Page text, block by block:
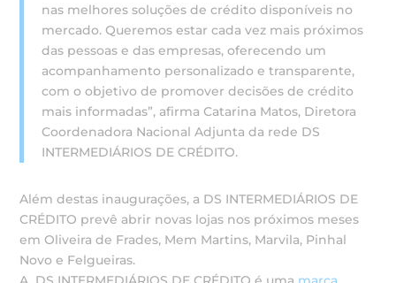
nas melhores soluções de crédito disponíveis no
mercado. Queremos estar cada vez mais próximos
das pessoas e das empresas, oferecendo um
acompanhamento personalizado e transparente,
com o objetivo de promover decisões de crédito
mais informadas”, afirma Catarina Matos, Diretora
Coordenadora Nacional Adjunta da rede DS
INTERMEDIÁRIOS DE CRÉDITO.
Além destas inaugurações, a DS INTERMEDIÁRIOS DE
CRÉDITO prevê abrir novas lojas nos próximos meses
em Oliveira de Frades, Mem Martins, Marvila, Pinhal
Novo e Felgueiras.